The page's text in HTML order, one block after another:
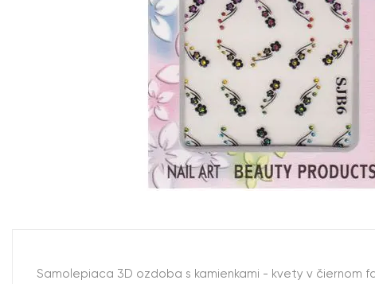
Samolepiaca 3D ozdoba s kamienkami - kvety v čiernom